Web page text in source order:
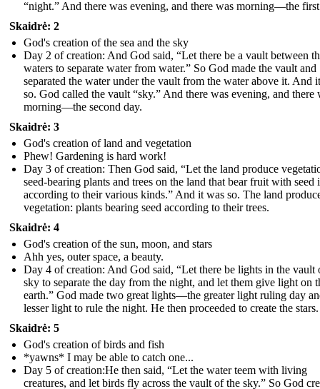
“night.” And there was evening, and there was morning—the
Skaidrė: 2
God's creation of the sea and the sky
Day 2 of creation: And God said, “Let there be a vault between
waters to separate water from water.” So God made the vault and
separated the water under the vault from the water above it. And
so. God called the vault “sky.” And there was evening, and there
morning—the second day.
Skaidrė: 3
God's creation of land and vegetation
Phew! Gardening is hard work!
Day 3 of creation: Then God said, “Let the land produce
seed-bearing plants and trees on the land that bear fruit with seed
according to their various kinds.” And it was so. The land
vegetation: plants bearing seed according to their trees.
Skaidrė: 4
God's creation of the sun, moon, and stars
Ahh yes, outer space, a beauty.
Day 4 of creation: And God said, “Let there be lights in the vault
sky to separate the day from the night, and let them give light on
earth.” God made two great lights—the greater light ruling day
lesser light to rule the night. He then proceeded to create the stars.
Skaidrė: 5
God's creation of birds and fish
*yawns* I may be able to catch one...
Day 5 of creation:He then said, “Let the water teem with living
creatures, and let birds fly across the vault of the sky.” So God